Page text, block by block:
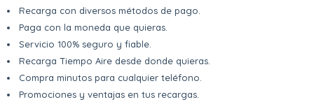
Recarga con diversos métodos de pago.
Paga con la moneda que quieras.
Servicio 100% seguro y fiable.
Recarga Tiempo Aire desde donde quieras.
Compra minutos para cualquier teléfono.
Promociones y ventajas en tus recargas.